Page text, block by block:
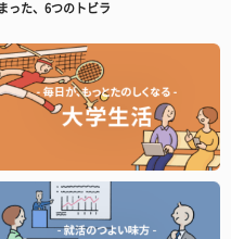
った、6つのトビラ